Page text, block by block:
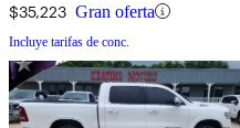
$35,223 Gran oferta
Incluye tarifas de conc.